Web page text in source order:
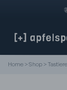
Home >Shop >